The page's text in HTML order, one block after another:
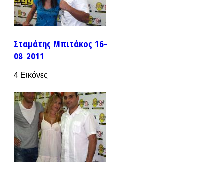
Σταμάτης Μπιτάκος 16-
08-2011
4 Εικόνες